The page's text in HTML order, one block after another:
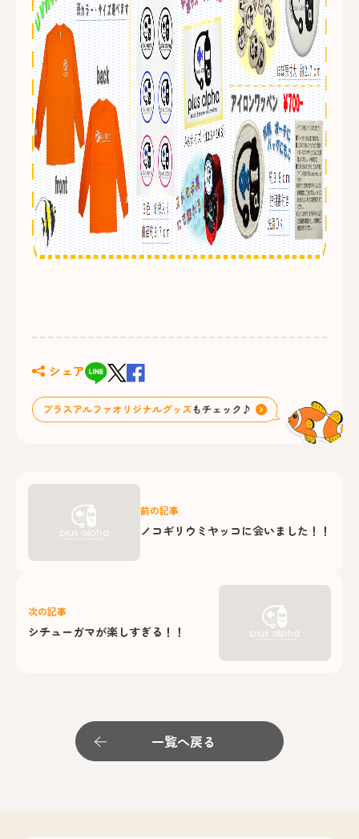
シェア
前の記事
ノコギリウミヤッコに会いました！！
次の記事
シチューガマが楽しすぎる！！
一覧へ戻る